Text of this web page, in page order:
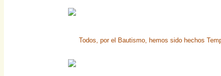
Todos, por el Bautismo, hemos sido hechos